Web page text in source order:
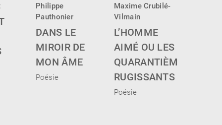
Philippe
Pauthonier
DANS LE
MIROIR DE
MON ÂME
Poésie
Maxime Crubilé-
Vilmain
L’HOMME
AIMÉ OU LES
QUARANTIÈMES
RUGISSANTS
Poésie